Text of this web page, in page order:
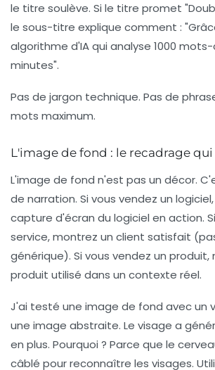
le titre soulève. Si le titre promet
le sous-titre explique comment :
algorithme d'IA qui analyse 1000
minutes".
Pas de jargon technique. Pas de
mots maximum.
L'image de fond : le recadrage
L'image de fond n'est pas un décor.
de narration. Si vous vendez un
capture d'écran du logiciel en action.
service, montrez un client satisfait
générique). Si vous vendez un produit,
produit utilisé dans un contexte réel.
J'ai testé une image de fond avec un
une image abstraite. Le visage a
en plus. Pourquoi ? Parce que le
câblé pour reconnaître les visages.